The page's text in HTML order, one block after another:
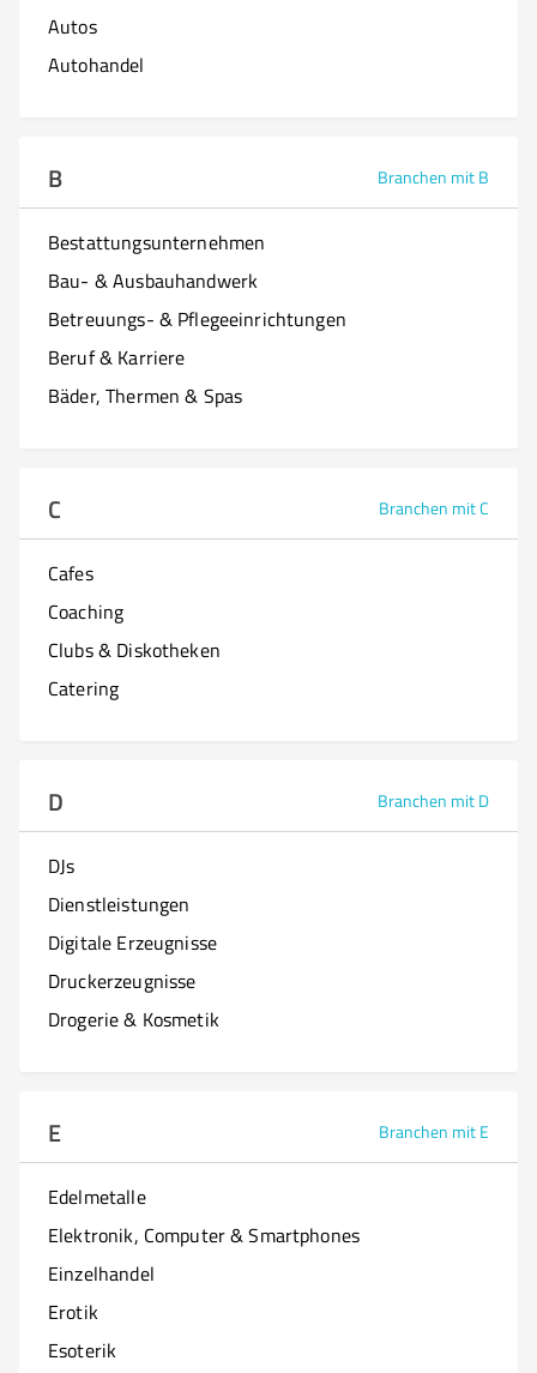
Autos
Autohandel
B Branchen mit B
Bestattungsunternehmen
Bau- & Ausbauhandwerk
Betreuungs- & Pflegeeinrichtungen
Beruf & Karriere
Bäder, Thermen & Spas
C Branchen mit C
Cafes
Coaching
Clubs & Diskotheken
Catering
D Branchen mit D
DJs
Dienstleistungen
Digitale Erzeugnisse
Druckerzeugnisse
Drogerie & Kosmetik
E Branchen mit E
Edelmetalle
Elektronik, Computer & Smartphones
Einzelhandel
Erotik
Esoterik